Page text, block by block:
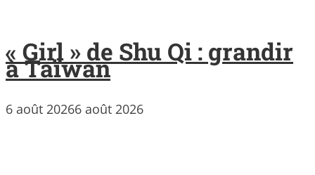
« Girl » de Shu Qi : grandir
à Taïwan
6 août 20266 août 2026